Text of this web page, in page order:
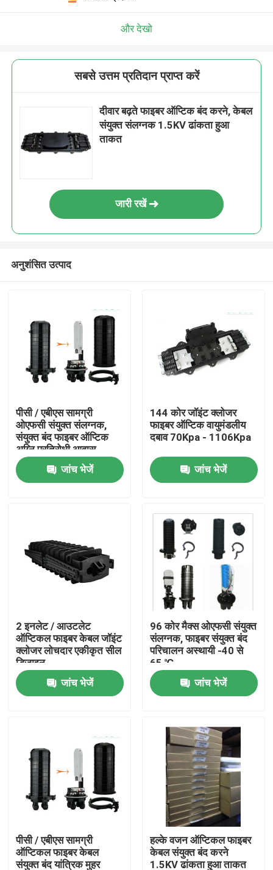
उत्पादों
कारखाना भ्रमण
गुणवत्ता नियंत्रण
एक उद्धरण की विनती करे
आउटडोर फाइबर ऑप्टिक केबल
फाइबर ऑप्टिक केबल
और देखो
सबसे उत्तम प्रतिदान प्राप्त करें
दीवार बढ़ते फाइबर ऑप्टिक बंद करने, केबल
संयुक्त संलग्नक 1.5KV ढांकता हुआ
ताकत
जारी रखें
अनुशंसित उत्पाद
पीसी / एबीएस सामग्री
ओएफसी संयुक्त संलग्नक,
संयुक्त बंद फाइबर ऑप्टिक
अग्नि प्रतिरोधी आवास
जांच भेजें
144 कोर जॉइंट क्लोजर
फाइबर ऑप्टिक वायुमंडलीय
दबाव 70Kpa - 1106Kpa
जांच भेजें
2 इनलेट / आउटलेट
ऑप्टिकल फाइबर केबल जॉइंट
क्लोजर लोचदार एकीकृत सील
डिजाइन
जांच भेजें
96 कोर मैक्स ओएफसी संयुक्त
संलग्नक, फाइबर संयुक्त बंद
परिचालन अस्थायी -40 से
65 ℃
जांच भेजें
पीसी / एबीएस सामग्री
ऑप्टिकल फाइबर केबल
संयुक्त बंद यांत्रिक मुहर
हल्के वजन ऑप्टिकल फाइबर
केबल संयुक्त बंद करने
1.5KV ढांकता हुआ ताकत